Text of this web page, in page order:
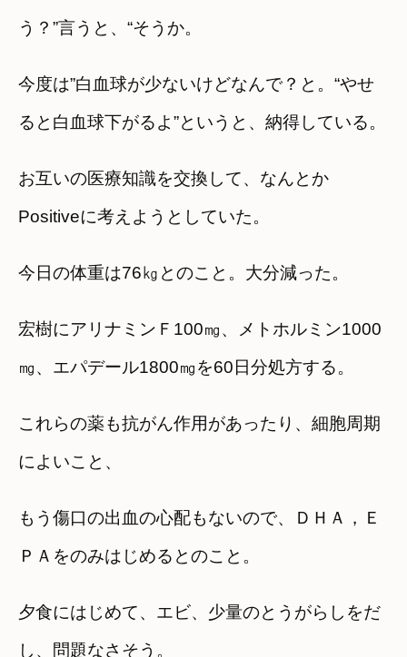
う？”言うと、“そうか。
今度は”白血球が少ないけどなんで？と。“やせ
ると白血球下がるよ”というと、納得している。
お互いの医療知識を交換して、なんとか
Positiveに考えようとしていた。
今日の体重は76㎏とのこと。大分減った。
宏樹にアリナミンＦ100㎎、メトホルミン1000
㎎、エパデール1800㎎を60日分処方する。
これらの薬も抗がん作用があったり、細胞周期
によいこと、
もう傷口の出血の心配もないので、ＤＨＡ，Ｅ
ＰＡをのみはじめるとのこと。
夕食にはじめて、エビ、少量のとうがらしをだ
し、問題なさそう。